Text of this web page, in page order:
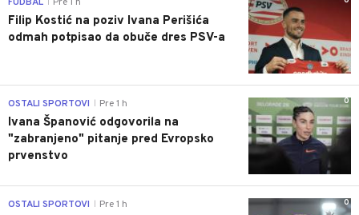
FUDBAL Pre 1 h
Filip Kostić na poziv Ivana Perišića
odmah potpisao da obuče dres PSV-a
0
OSTALI SPORTOVI Pre 1 h
Ivana Španović odgovorila na
"zabranjeno" pitanje pred Evropsko
prvenstvo
0
OSTALI SPORTOVI Pre 1 h